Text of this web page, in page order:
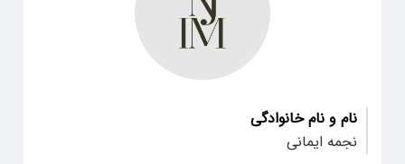
نام و نام خانوادگی
نجمه ایمانی